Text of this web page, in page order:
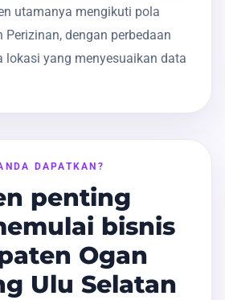
utamanya mengikuti pola
dengan perbedaan
lokasi yang menyesuaikan data
DAPATKAN?
penting
bisnis
Ogan
Ulu Selatan